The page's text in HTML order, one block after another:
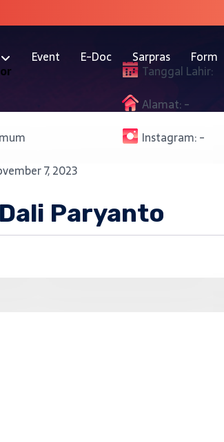
Event E-Doc Sarpras Form
Paryanto
7, 2023
Tanggal Lahir:
Alamat:-
Instagram:-